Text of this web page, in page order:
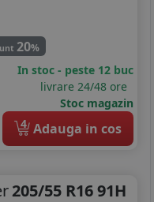
20%
In stoc - peste 12 buc
livrare 24/48 ore
Stoc magazin
4 Adauga in cos
205/55 R16 91H